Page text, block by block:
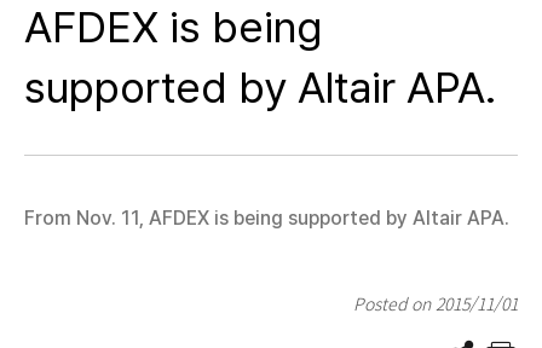
AFDEX is being
supported by Altair APA.
From Nov. 11, AFDEX is being supported by Altair APA.
Posted on 2015/11/01